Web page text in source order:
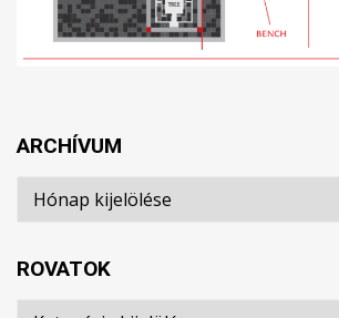
ARCHÍVUM
Archívum
ROVATOK
Rovatok